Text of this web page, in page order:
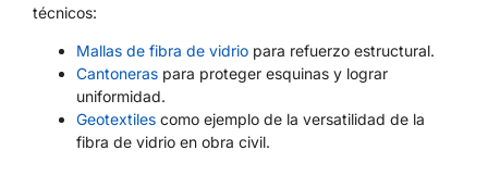
técnicos:
Mallas de fibra de vidrio para refuerzo estructural.
Cantoneras para proteger esquinas y lograr
uniformidad.
Geotextiles como ejemplo de la versatilidad de la
fibra de vidrio en obra civil.